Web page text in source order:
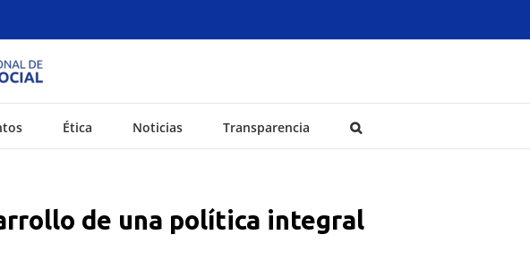
Ética Noticias Transparencia
de una política integral